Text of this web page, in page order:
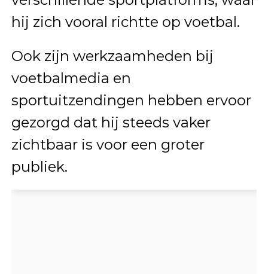
hij zich vooral richtte op voetbal.
Ook zijn werkzaamheden bij
voetbalmedia en
sportuitzendingen hebben ervoor
gezorgd dat hij steeds vaker
zichtbaar is voor een groter
publiek.